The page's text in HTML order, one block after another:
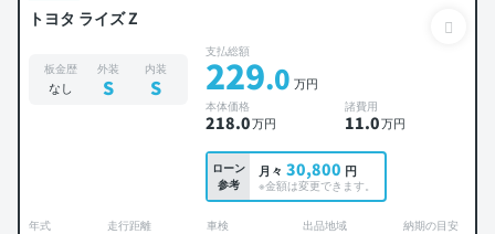
トヨタ ライズ Z
板金歴
なし
外装
S
内装
S
支払総額
229.0 万円
本体価格
218.0万円
諸費用
11.0万円
ローン
参考
月々 30,800 円
※金額は変更できます。
年式 走行距離 車検 出品地域 納期の目安